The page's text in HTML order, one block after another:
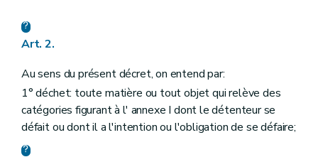
Art. 23
Art. 23
Chapitre V
Planification de la gestion des déchets
Art. 24
Art. 25
Art. 26
Art. 2.
Au sens du présent décret, on entend par:
1° déchet: toute matière ou tout objet qui relève des
catégories figurant à l' annexe I dont le détenteur se
défait ou dont il a l'intention ou l'obligation de se défaire;